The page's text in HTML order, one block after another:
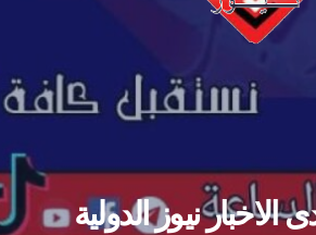
الاخبار نيوز الدولية